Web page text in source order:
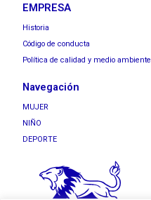
EMPRESA
Historia
Código de conducta
Política de calidad y medio ambiente
Navegación
MUJER
NIÑO
DEPORTE